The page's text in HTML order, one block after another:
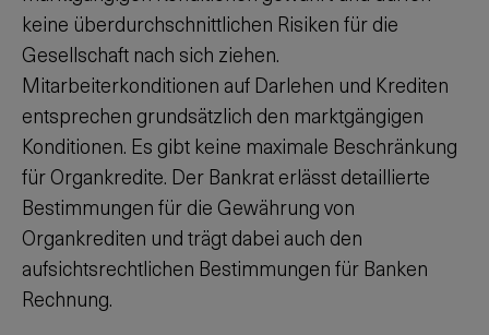
keine überdurchschnittlichen Risiken für die
Gesellschaft nach sich ziehen.
Mitarbeiterkonditionen auf Darlehen und Krediten
entsprechen grundsätzlich den marktgängigen
Konditionen. Es gibt keine maximale Beschränkung
für Organkredite. Der Bankrat erlässt detaillierte
Bestimmungen für die Gewährung von
Organkrediten und trägt dabei auch den
aufsichtsrechtlichen Bestimmungen für Banken
Rechnung.